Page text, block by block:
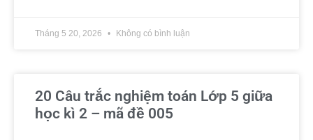
Tháng 5 20, 2026 Không có bình luận
20 Câu trắc nghiệm toán Lớp 5 giữa
học kì 2 – mã đề 005